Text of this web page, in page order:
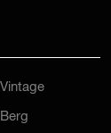
Vintage
Berg